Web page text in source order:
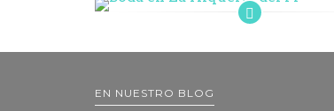
EN NUESTRO BLOG